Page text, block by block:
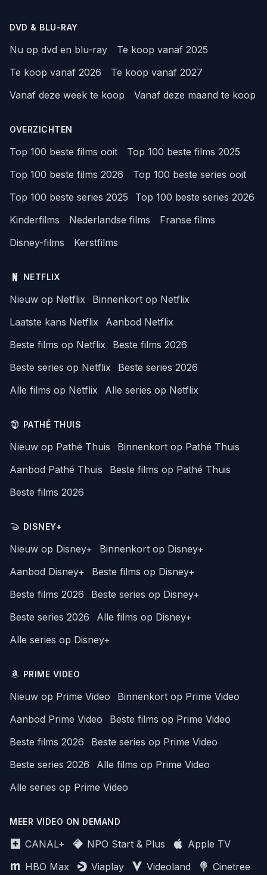
DVD & BLU-RAY
Nu op dvd en blu-ray
Te koop vanaf 2025
Te koop vanaf 2026
Te koop vanaf 2027
Vanaf deze week te koop
Vanaf deze maand te koop
OVERZICHTEN
Top 100 beste films ooit
Top 100 beste films 2025
Top 100 beste films 2026
Top 100 beste series ooit
Top 100 beste series 2025
Top 100 beste series 2026
Kinderfilms
Nederlandse films
Franse films
Disney-films
Kerstfilms
NETFLIX
Nieuw op Netflix
Binnenkort op Netflix
Laatste kans Netflix
Aanbod Netflix
Beste films op Netflix
Beste films 2026
Beste series op Netflix
Beste series 2026
Alle films op Netflix
Alle series op Netflix
PATHÉ THUIS
Nieuw op Pathé Thuis
Binnenkort op Pathé Thuis
Aanbod Pathé Thuis
Beste films op Pathé Thuis
Beste films 2026
DISNEY+
Nieuw op Disney+
Binnenkort op Disney+
Aanbod Disney+
Beste films op Disney+
Beste films 2026
Beste series op Disney+
Beste series 2026
Alle films op Disney+
Alle series op Disney+
PRIME VIDEO
Nieuw op Prime Video
Binnenkort op Prime Video
Aanbod Prime Video
Beste films op Prime Video
Beste films 2026
Beste series op Prime Video
Beste series 2026
Alle films op Prime Video
Alle series op Prime Video
MEER VIDEO ON DEMAND
CANAL+ NPO Start & Plus
Apple TV
HBO Max
Viaplay Videoland Cinetree